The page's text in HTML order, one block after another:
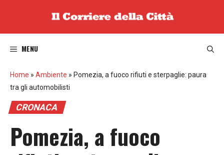
MENU
Home » Ambiente » Pomezia, a fuoco rifiuti e sterpaglie: paura
tra gli automobilisti
CRONACA
Pomezia, a fuoco